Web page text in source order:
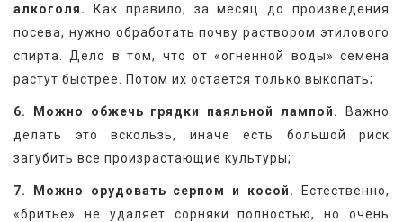
алкоголя.
Как правило, за месяц до произведения
посева, нужно обработать почву раствором этилового
спирта. Дело в том, что от «огненной воды» семена
растут быстрее. Потом их остается только выкопать;
6. Можно обжечь грядки паяльной лампой.
Важно
делать это вскользь, иначе есть большой риск
загубить все произрастающие культуры;
7. Можно орудовать серпом и косой.
Естественно,
«бритье» не удаляет сорняки полностью, но очень